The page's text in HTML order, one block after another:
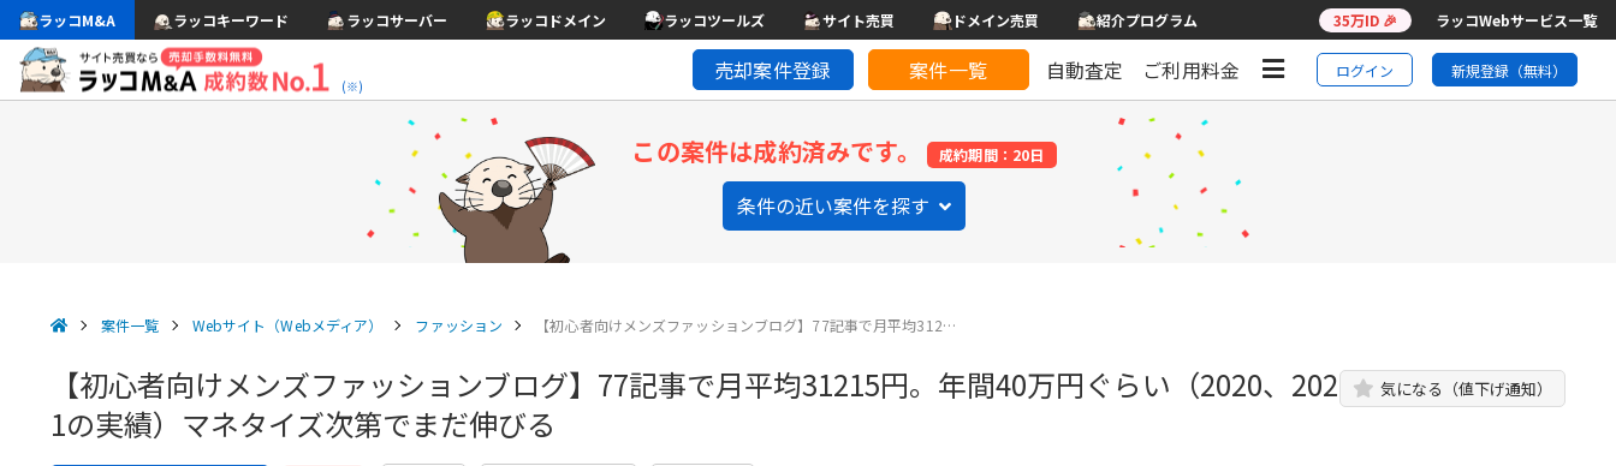
ラッコM&A ラッコキーワード ラッコサーバー ラッコドメイン ラッコツールズ サイト売買 ドメイン売買 紹介プログラム 35万ID 🎉 ラッコWebサービス一覧
(※)
売却案件登録 案件一覧 自動査定 ご利用料金 ログイン 新規登録（無料）
この案件は成約済みです。 成約期間：20日
条件の近い案件を探す
案件一覧 Webサイト（Webメディア） ファッション 【初心者向けメンズファッションブログ】77記事で月平均312…
【初心者向けメンズファッションブログ】77記事で月平均31215円。年間40万円ぐらい（2020、202
1の実績）マネタイズ次第でまだ伸びる
気になる（値下げ通知）